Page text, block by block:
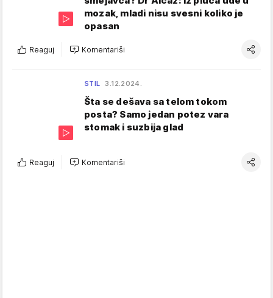
mozak, mladi nisu svesni koliko je
opasan
Reaguj Komentariši
STIL 3.12.2024.
Šta se dešava sa telom tokom
posta? Samo jedan potez vara
stomak i suzbija glad
Reaguj Komentariši